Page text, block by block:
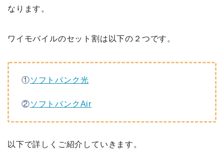
なります。
ワイモバイルのセット割は以下の２つです。
①ソフトバンク光
②ソフトバンクAir
以下で詳しくご紹介していきます。